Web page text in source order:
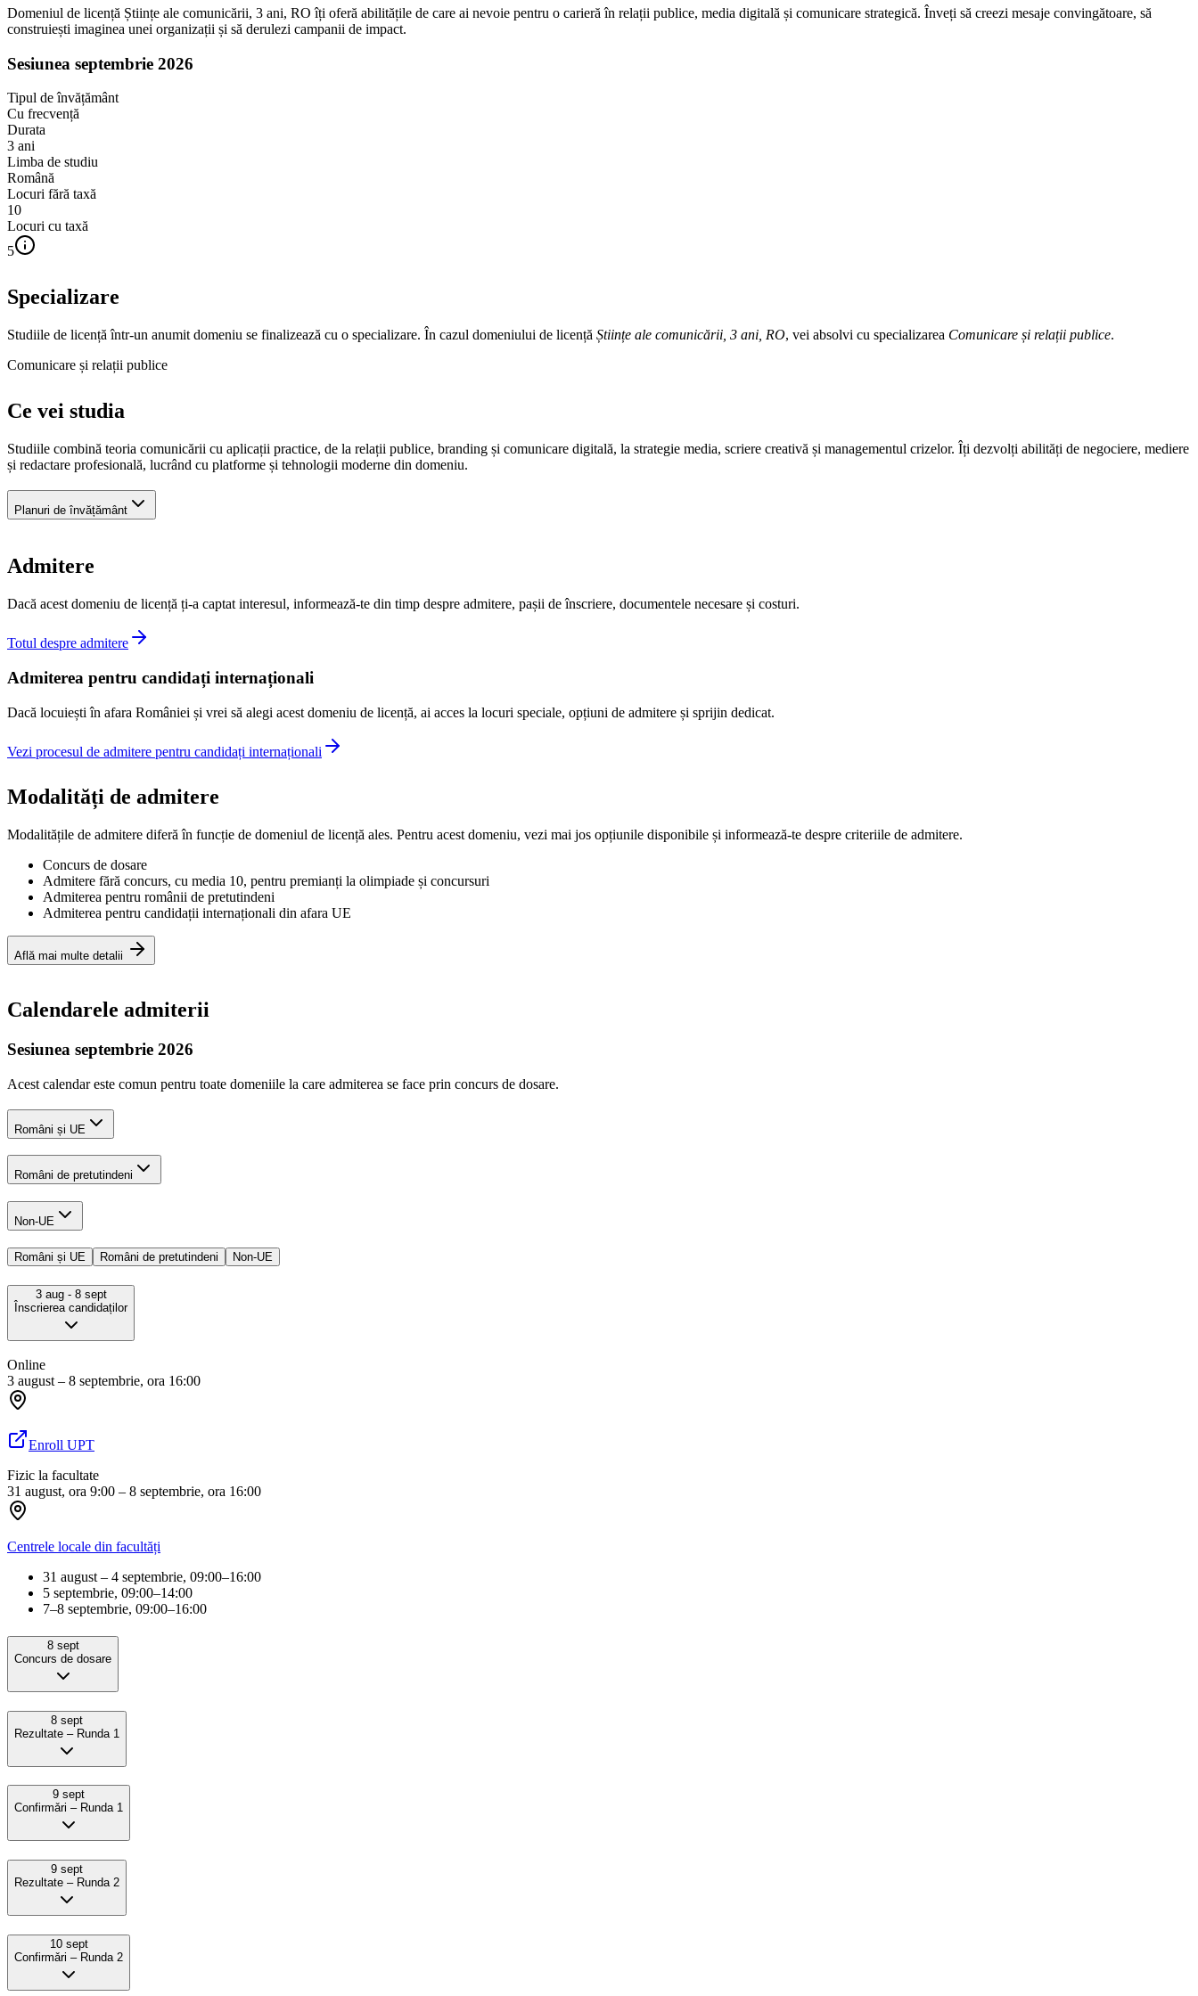
Domeniul de licență Științe ale comunicării, 3 ani, RO îți oferă abilitățile de care ai nevoie pentru o carieră în relații publice, media digitală și comunicare strategică. Înveți să creezi mesaje convingătoare, să
construiești imaginea unei organizații și să derulezi campanii de impact.
Sesiunea septembrie 2026
Tipul de învățământ
Cu frecvență
Durata
3 ani
Limba de studiu
Română
Locuri fără taxă
10
Locuri cu taxă
5
Specializare
Studiile de licență într-un anumit domeniu se finalizează cu o specializare. În cazul domeniului de licență Științe ale comunicării, 3 ani, RO, vei absolvi cu specializarea Comunicare și relații publice.
Comunicare și relații publice
Ce vei studia
Studiile combină teoria comunicării cu aplicații practice, de la relații publice, branding și comunicare digitală, la strategie media, scriere creativă și managementul crizelor. Îți dezvolți abilități de negociere, mediere
și redactare profesională, lucrând cu platforme și tehnologii moderne din domeniu.
Planuri de învățământ
Admitere
Dacă acest domeniu de licență ți-a captat interesul, informează-te din timp despre admitere, pașii de înscriere, documentele necesare și costuri.
Totul despre admitere
Admiterea pentru candidați internaționali
Dacă locuiești în afara României și vrei să alegi acest domeniu de licență, ai acces la locuri speciale, opțiuni de admitere și sprijin dedicat.
Vezi procesul de admitere pentru candidați internaționali
Modalități de admitere
Modalitățile de admitere diferă în funcție de domeniul de licență ales. Pentru acest domeniu, vezi mai jos opțiunile disponibile și informează-te despre criteriile de admitere.
Concurs de dosare
Admitere fără concurs, cu media 10, pentru premianți la olimpiade și concursuri
Admiterea pentru românii de pretutindeni
Admiterea pentru candidații internaționali din afara UE
Află mai multe detalii
Calendarele admiterii
Sesiunea septembrie 2026
Acest calendar este comun pentru toate domeniile la care admiterea se face prin concurs de dosare.
Români și UE
Români de pretutindeni
Non-UE
Români și UE Români de pretutindeni Non-UE
3 aug- 8 sept
Înscrierea candidaților
Online
3 august – 8 septembrie, ora 16:00
Enroll UPT
Fizic la facultate
31 august, ora 9:00 – 8 septembrie, ora 16:00
Centrele locale din facultăți
31 august – 4 septembrie, 09:00–16:00
5 septembrie, 09:00–14:00
7–8 septembrie, 09:00–16:00
8 sept
Concurs de dosare
8 sept
Rezultate – Runda 1
9 sept
Confirmǎri – Runda 1
9 sept
Rezultate – Runda 2
10 sept
Confirmǎri – Runda 2